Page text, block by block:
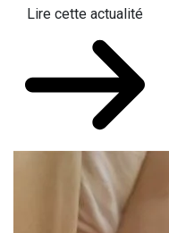
Lire cette actualité